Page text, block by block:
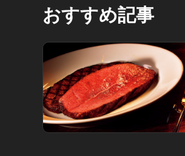
おすすめ記事